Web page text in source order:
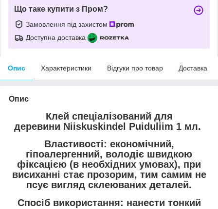
Що таке купити з Пром?
Замовлення під захистом
Доступна доставка
Опис Характеристики Відгуки про товар Доставка
Опис
Клей спеціалізований для
деревини Niiskuskindel Puiduliim 1 мл.
Властивості: економічний,
гіпоалергенний, володіє швидкою
фіксацією (в необхідних умовах), при
висиханні стає прозорим, тим самим не
псує вигляд склеюваних деталей.
Спосіб використання: нанести тонкий